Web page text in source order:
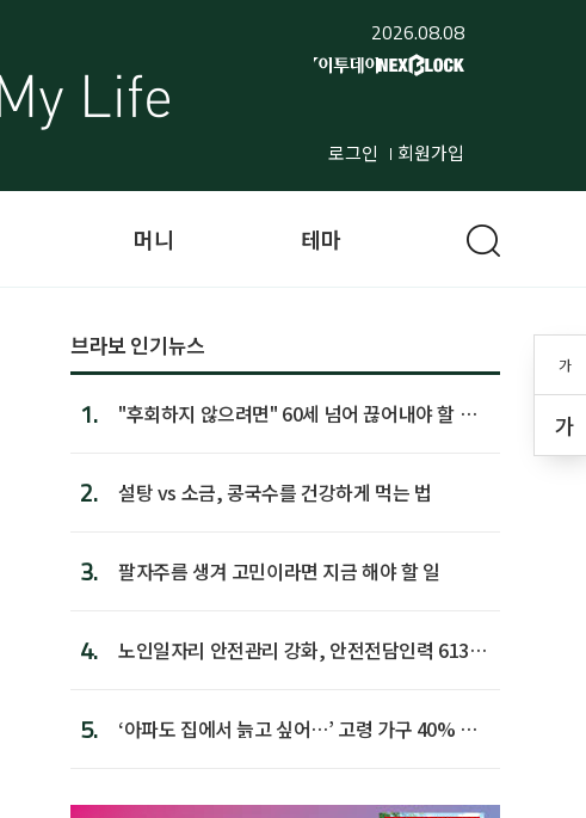
2026.08.08
로그인 회원가입
가
가
머니 테마
브라보 인기뉴스
1.
"후회하지 않으려면" 60세 넘어 끊어내야 할 사
2. 설탕 vs 소금, 콩국수를 건강하게 먹는 법
3. 팔자주름 생겨 고민이라면 지금 해야 할 일
4.
노인일자리 안전관리 강화, 안전전담인력 613명
5.
‘아파도 집에서 늙고 싶어…’ 고령 가구 40% 노